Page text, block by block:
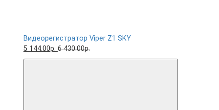
Видеорегистратор Viper Z1 SKY
5 144.00р. 6 430.00р.